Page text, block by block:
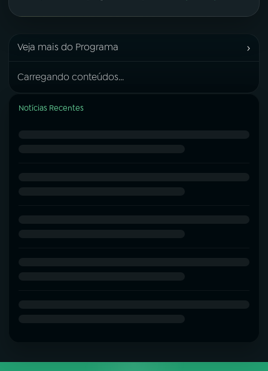
Veja mais do Programa ›
Carregando conteúdos...
Notícias Recentes